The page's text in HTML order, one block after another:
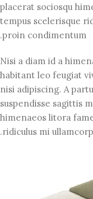
placerat sociosqu
tempus scelerisque
proin condimentum.
Nisi a diam id a
habitant leo feugiat
nisi adipiscing. A
suspendisse sagittis
himenaeos litora
ridiculus mi